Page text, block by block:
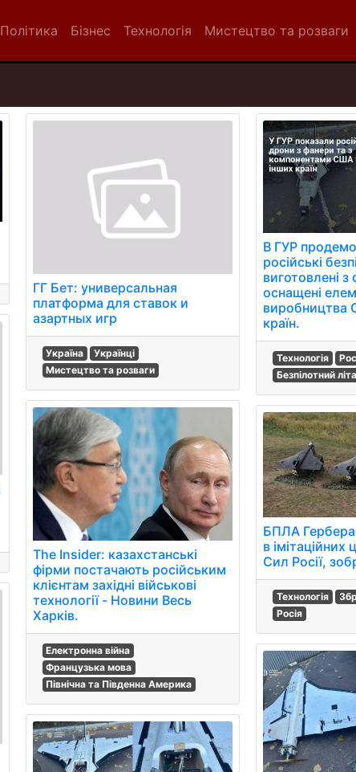
Політика Бізнес Технологія Мистецтво та розваги
ГГ Бет: универсальная
платформа для ставок и
азартных игр
Україна
Українці
Мистецтво та розваги
The Insider: казахстанські
фірми постачають російським
клієнтам західні військові
технології - Новини Весь
Харків.
Електронна війна
Французька мова
Північна та Південна Америка
В ГУР
російські
виготовлені з
оснащені
виробництва
країн.
Технологія
Безпілотний
БПЛА
в імітаційних
Сил Росії,
Технологія
Росія